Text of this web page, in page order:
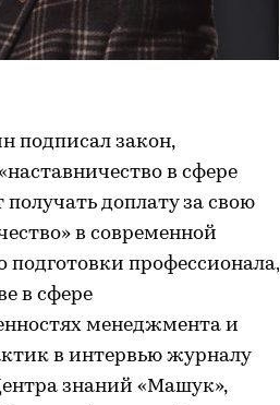
подписал закон,
в сфере
доплату за свою
в современной
подготовки профессионала,
в сфере
менеджмента и
в интервью журналу
знаний «Машук»,